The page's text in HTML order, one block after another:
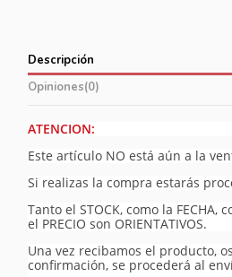
Descripción
Opiniones(0)
ATENCION:
Este artículo NO está aún a la
Si realizas la compra estarás
Tanto el STOCK, como la FECHA,
el PRECIO son ORIENTATIVOS.
Una vez recibamos el producto,
confirmación, se procederá al